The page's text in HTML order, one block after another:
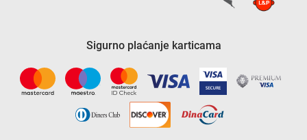
Sigurno plaćanje karticama